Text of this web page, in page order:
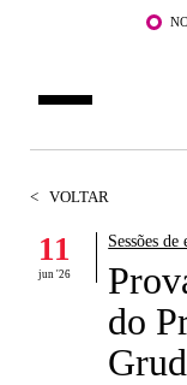
Saltar para o conteúdo principal
DOCENTES E
COMUNIDADE
< VOLTAR
11
jun '26
Sessões
do